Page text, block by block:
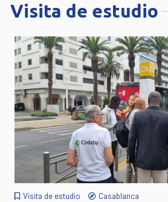
Visita de estudio
Visita de estudio Casablanca